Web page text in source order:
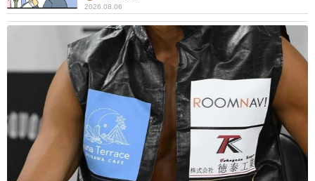
無音だった部屋に生まれた、小さな命のぬくもり。テンく
んとの暮らしは、飼い主さんにとって“生きる力”そのものに
なっていました。
2026.08.06